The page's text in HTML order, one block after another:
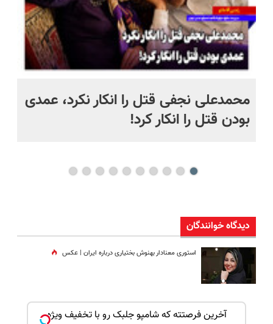
محمدعلی نجفی قتل را انکار نکرد، عمدی
بودن قتل را انکار کرد!
دیدگاه خوانندگان
استوری معنادار بهنوش بختیاری درباره ایران | عکس
آخرین فرصتته که شامپو جلبک رو با تخفیف ویژه